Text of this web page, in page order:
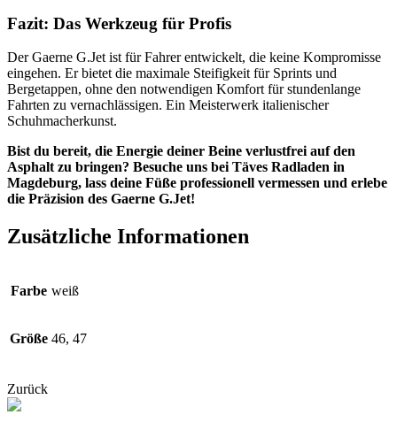
Fazit: Das Werkzeug für Profis
Der Gaerne G.Jet ist für Fahrer entwickelt, die keine Kompromisse
eingehen. Er bietet die maximale Steifigkeit für Sprints und
Bergetappen, ohne den notwendigen Komfort für stundenlange
Fahrten zu vernachlässigen. Ein Meisterwerk italienischer
Schuhmacherkunst.
Bist du bereit, die Energie deiner Beine verlustfrei auf den
Asphalt zu bringen? Besuche uns bei Täves Radladen in
Magdeburg, lass deine Füße professionell vermessen und erlebe
die Präzision des Gaerne G.Jet!
Zusätzliche Informationen
Farbe weiß
Größe 46, 47
Zurück